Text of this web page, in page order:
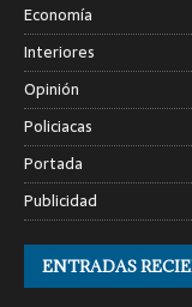
Economía
Interiores
Opinión
Policiacas
Portada
Publicidad
ENTRADAS